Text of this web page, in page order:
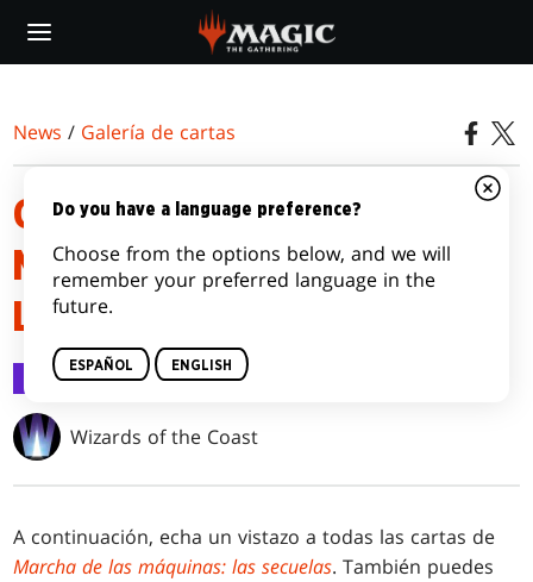
main
News / Galería de cartas
GALERÍA DE CARTAS DE
MARCHA DE LAS MÁQUINAS:
LAS SECUELAS
Galería de cartas 2 may 2023
Wizards of the Coast
A continuación, echa un vistazo a todas las cartas de
Marcha de las máquinas: las secuelas. También puedes
Do you have a language preference?
Choose from the options below, and we will
remember your preferred language in the
future.
ESPAÑOL ENGLISH